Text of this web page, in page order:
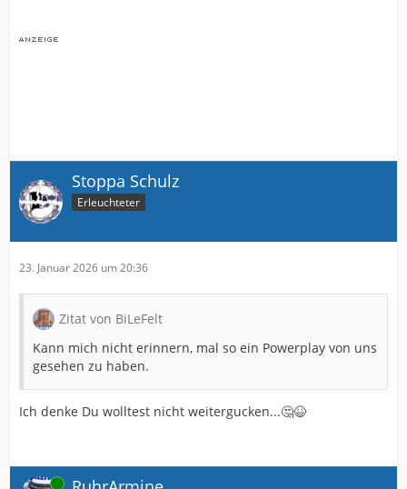
Stoppa Schulz
Erleuchteter
23. Januar 2026 um 20:36
Zitat von BiLeFelt
Kann mich nicht erinnern, mal so ein Powerplay von uns
gesehen zu haben.
Ich denke Du wolltest nicht weitergucken...🤔😆
Online